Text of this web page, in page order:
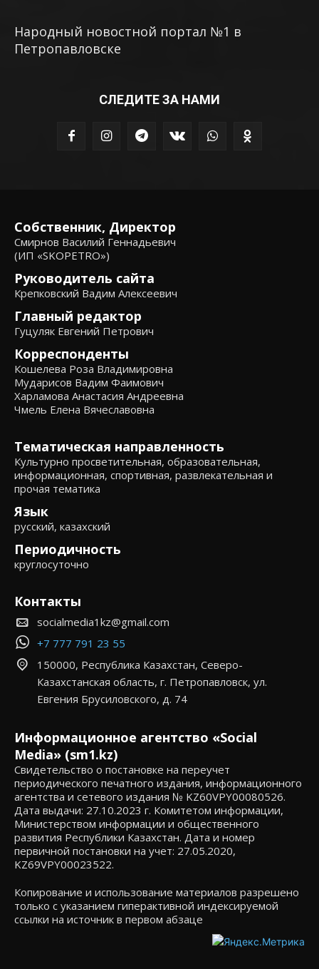
Народный новостной портал №1 в
Петропавловске
СЛЕДИТЕ ЗА НАМИ
Собственник, Директор
Смирнов Василий Геннадьевич
(ИП «SKOPETRO»)
Руководитель сайта
Крепковский Вадим Алексеевич
Главный редактор
Гуцуляк Евгений Петрович
Корреспонденты
Кошелева Роза Владимировна
Мударисов Вадим Фаимович
Харламова Анастасия Андреевна
Чмель Елена Вячеславовна
Тематическая направленность
Культурно просветительная, образовательная,
информационная, спортивная, развлекательная и
прочая тематика
Язык
русский, казахский
Периодичность
круглосуточно
Контакты
socialmedia1kz@gmail.com
+7 777 791 23 55
150000, Республика Казахстан, Северо-
Казахстанская область, г. Петропавловск, ул.
Евгения Брусиловского, д. 74
Информационное агентство «Social
Media» (sm1.kz)
Свидетельство о постановке на переучет
периодического печатного издания, информационного
агентства и сетевого издания № KZ60VPY00080526.
Дата выдачи: 27.10.2023 г. Комитетом информации,
Министерством информации и общественного
развития Республики Казахстан. Дата и номер
первичной постановки на учет: 27.05.2020,
KZ69VPY00023522.
Копирование и использование материалов разрешено
только с указанием гиперактивной индексируемой
ссылки на источник в первом абзаце